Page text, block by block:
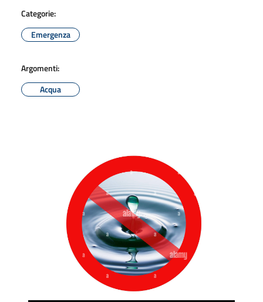
Categorie:
Emergenza
Argomenti:
Acqua